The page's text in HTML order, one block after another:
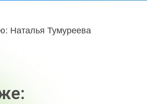
Наталья Тумуреева